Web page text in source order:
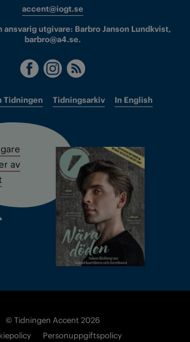
accent@iogt.se
utgivare: Barbro Janson Lundkvist,
barbro@a4.se.
Tidningen Tidningsarkiv In English
av
© Tidningen Accent 2026
Personuppgiftspolicy